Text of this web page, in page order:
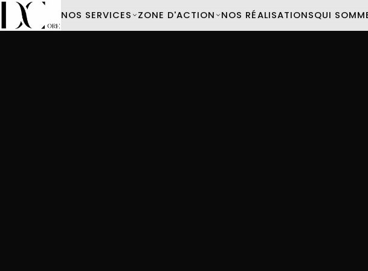
NOS SERVICES ZONE D'ACTION NOS RÉALISATIONSQUI